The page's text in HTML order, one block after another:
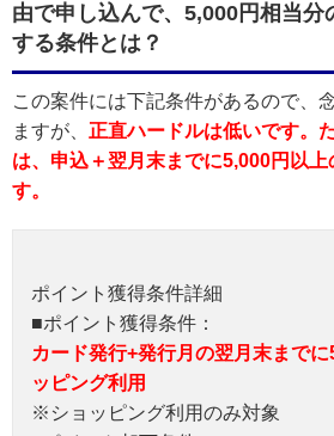
由で申し込んで、5,000円相当分
する条件とは？
この案件には下記条件があるので、
ますが、 正直ハードルは低いです。
は、申込＋翌月末までに5,000円以
す。
ポイント獲得条件詳細
■ポイント獲得条件：
カード発行+発行月の翌月末まで
ッピング利用
※ショッピング利用のみ対象